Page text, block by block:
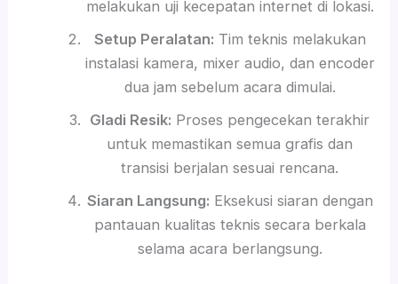
melakukan uji kecepatan internet di lokasi.
Setup Peralatan: Tim teknis melakukan
instalasi kamera, mixer audio, dan encoder
dua jam sebelum acara dimulai.
Gladi Resik: Proses pengecekan terakhir
untuk memastikan semua grafis dan
transisi berjalan sesuai rencana.
Siaran Langsung: Eksekusi siaran dengan
pantauan kualitas teknis secara berkala
selama acara berlangsung.